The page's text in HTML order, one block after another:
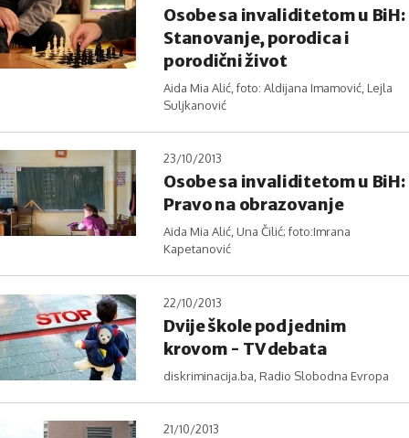
Osobe sa invaliditetom u BiH:
Stanovanje, porodica i
porodični život
Aida Mia Alić, foto: Aldijana Imamović, Lejla
Suljkanović
23/10/2013
Osobe sa invaliditetom u BiH:
Pravo na obrazovanje
Aida Mia Alić, Una Čilić; foto:Imrana
Kapetanović
22/10/2013
Dvije škole pod jednim
krovom - TV debata
diskriminacija.ba, Radio Slobodna Evropa
21/10/2013